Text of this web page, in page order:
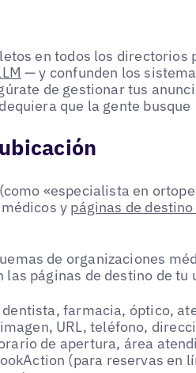
en todos los directorios
— y confunden los
de gestionar tus
que la gente busque
«especialista en
y páginas de
de organizaciones
páginas de destino de tu
farmacia, óptico,
URL, teléfono,
de apertura, área
(para reservas en